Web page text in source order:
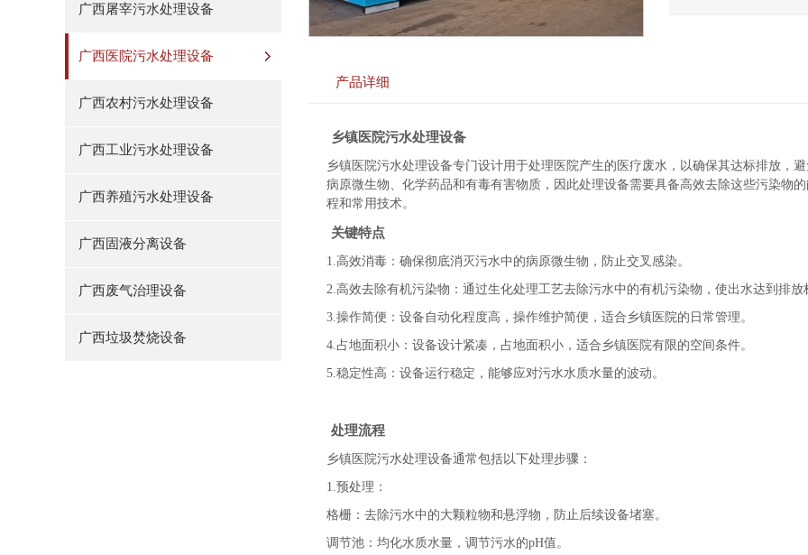
广西屠宰污水处理设备
广西医院污水处理设备
广西农村污水处理设备
广西工业污水处理设备
广西养殖污水处理设备
广西固液分离设备
广西废气治理设备
广西垃圾焚烧设备
产品详细
乡镇医院污水处理设备
乡镇医院污水处理设备专门设计用于处理医院产生的医疗废水，以确保其达标排放，
病原微生物、化学药品和有毒有害物质，因此处理设备需要具备高效去除这些污染物
程和常用技术。
关键特点
1.高效消毒：确保彻底消灭污水中的病原微生物，防止交叉感染。
2.高效去除有机污染物：通过生化处理工艺去除污水中的有机污染物，使出水达到排放
3.操作简便：设备自动化程度高，操作维护简便，适合乡镇医院的日常管理。
4.占地面积小：设备设计紧凑，占地面积小，适合乡镇医院有限的空间条件。
5.稳定性高：设备运行稳定，能够应对污水水质水量的波动。
处理流程
乡镇医院污水处理设备通常包括以下处理步骤：
1.预处理：
格栅：去除污水中的大颗粒物和悬浮物，防止后续设备堵塞。
调节池：均化水质水量，调节污水的pH值。